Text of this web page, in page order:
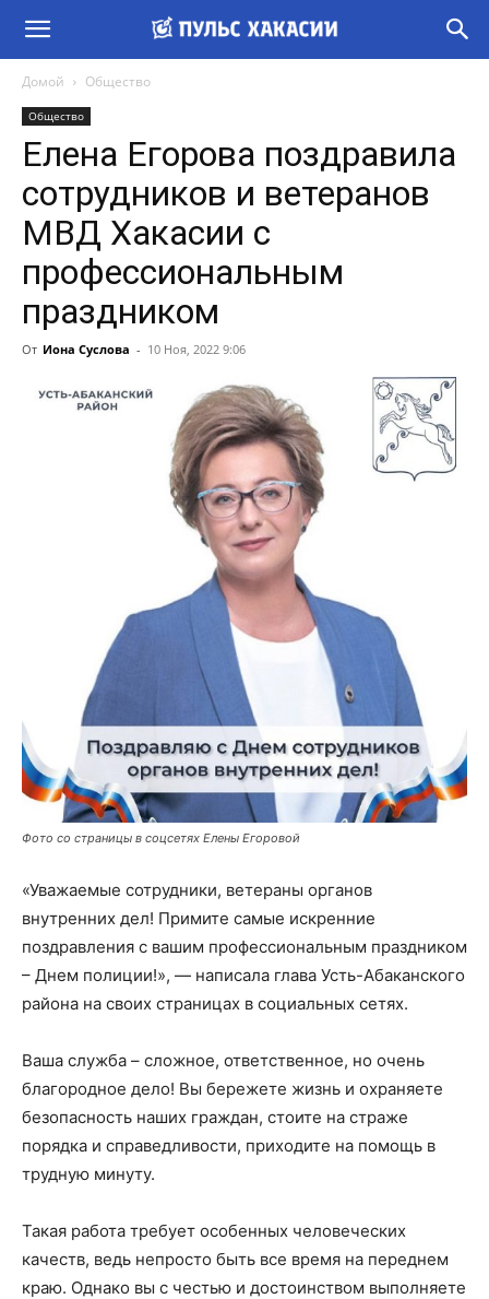
Домой Общество
Общество
Елена Егорова поздравила
сотрудников и ветеранов
МВД Хакасии с
профессиональным
праздником
От Иона Суслова - 10 Ноя, 2022 9:06
Фото со страницы в соцсетях Елены Егоровой
«Уважаемые сотрудники, ветераны органов
внутренних дел! Примите самые искренние
поздравления с вашим профессиональным праздником
– Днем полиции!», — написала глава Усть-Абаканского
района на своих страницах в социальных сетях.
Ваша служба – сложное, ответственное, но очень
благородное дело! Вы бережете жизнь и охраняете
безопасность наших граждан, стоите на страже
порядка и справедливости, приходите на помощь в
трудную минуту.
Такая работа требует особенных человеческих
качеств, ведь непросто быть все время на переднем
краю. Однако вы с честью и достоинством выполняете